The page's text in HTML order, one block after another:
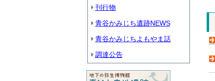
刊行物
青谷かみじち遺跡NEWS
青谷かみじちよもやま話
調達公告